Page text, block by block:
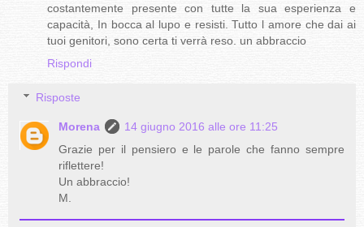
costantemente presente con tutte la sua esperienza e
capacità, In bocca al lupo e resisti. Tutto l amore che dai ai
tuoi genitori, sono certa ti verrà reso. un abbraccio
Rispondi
Risposte
Morena
14 giugno 2016 alle ore 11:25
Grazie per il pensiero e le parole che fanno sempre
riflettere!
Un abbraccio!
M.